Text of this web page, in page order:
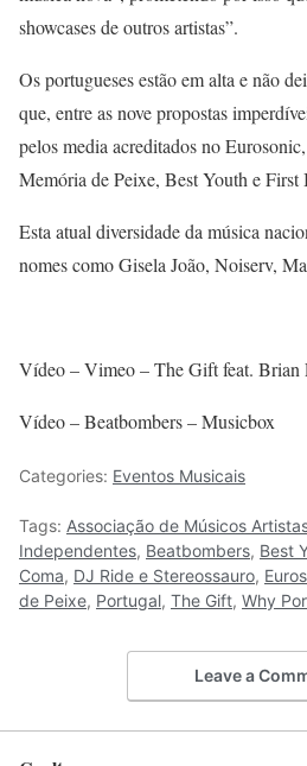
showcases de outros artistas”.
Os portugueses estão em alta e não
que, entre as nove propostas
pelos media acreditados no
Memória de Peixe, Best Youth e
Esta atual diversidade da música
nomes como Gisela João, Noiserv,
Vídeo – Vimeo – The Gift feat. Brian
Vídeo – Beatbombers – Musicbox
Categories: Eventos Musicais
Tags: Associação de Músicos
Independentes, Beatbombers, Best
Coma, DJ Ride e Stereossauro,
de Peixe, Portugal, The Gift, Why
Leave a